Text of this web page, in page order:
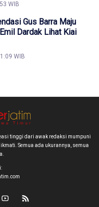
WIB
Gus Barra Maju
Dardak Lihat Kiai
WIB
tinggi dari awak redaksi mumpuni
Semua ada ukurannya, semua